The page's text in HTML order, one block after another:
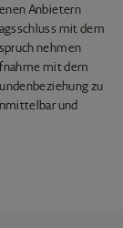
Anbietern
mit dem
nehmen
mit dem
zu
und